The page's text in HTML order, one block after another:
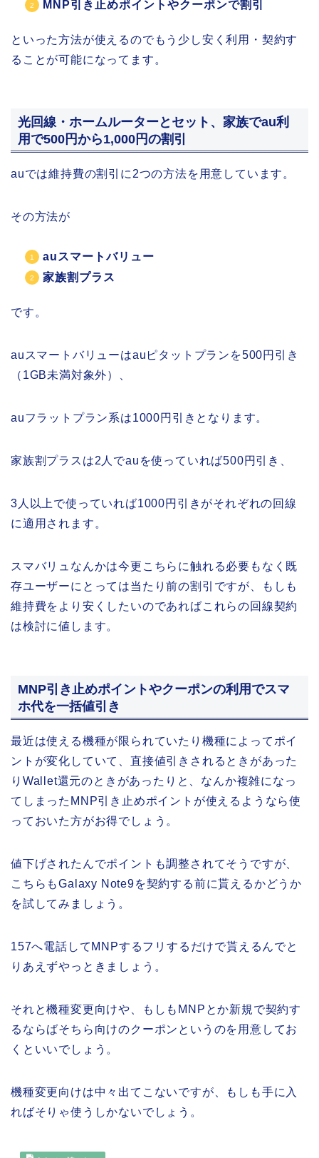
MNP引き止めポイントやクーポンで割引
といった方法が使えるのでもう少し安く利用・契約す
ることが可能になってます。
光回線・ホームルーターとセット、家族でau利
用で500円から1,000円の割引
auでは維持費の割引に2つの方法を用意しています。
その方法が
auスマートバリュー
家族割プラス
です。
auスマートバリューはauピタットプランを500円引き
（1GB未満対象外）、
auフラットプラン系は1000円引きとなります。
家族割プラスは2人でauを使っていれば500円引き、
3人以上で使っていれば1000円引きがそれぞれの回線
に適用されます。
スマバリュなんかは今更こちらに触れる必要もなく既
存ユーザーにとっては当たり前の割引ですが、もしも
維持費をより安くしたいのであればこれらの回線契約
は検討に値します。
MNP引き止めポイントやクーポンの利用でスマ
ホ代を一括値引き
最近は使える機種が限られていたり機種によってポイ
ントが変化していて、直接値引きされるときがあった
りWallet還元のときがあったりと、なんか複雑になっ
てしまったMNP引き止めポイントが使えるようなら使
っておいた方がお得でしょう。
値下げされたんでポイントも調整されてそうですが、
こちらもGalaxy Note9を契約する前に貰えるかどうか
を試してみましょう。
157へ電話してMNPするフリするだけで貰えるんでと
りあえずやっときましょう。
それと機種変更向けや、もしもMNPとか新規で契約す
るならばそちら向けのクーポンというのを用意してお
くといいでしょう。
機種変更向けは中々出てこないですが、もしも手に入
ればそりゃ使うしかないでしょう。